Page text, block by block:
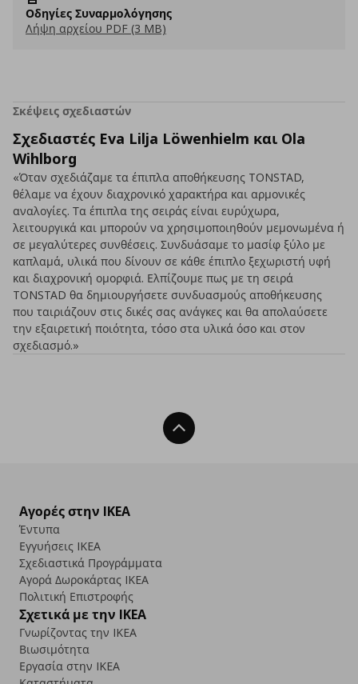
Οδηγίες Συναρμολόγησης
Λήψη αρχείου PDF (3 MB)
Σκέψεις σχεδιαστών
Σχεδιαστές Eva Lilja Löwenhielm και Ola
Wihlborg
«Όταν σχεδιάζαμε τα έπιπλα αποθήκευσης TONSTAD,
θέλαμε να έχουν διαχρονικό χαρακτήρα και αρμονικές
αναλογίες. Τα έπιπλα της σειράς είναι ευρύχωρα,
λειτουργικά και μπορούν να χρησιμοποιηθούν μεμονωμένα ή
σε μεγαλύτερες συνθέσεις. Συνδυάσαμε το μασίφ ξύλο με
καπλαμά, υλικά που δίνουν σε κάθε έπιπλο ξεχωριστή υφή
και διαχρονική ομορφιά. Ελπίζουμε πως με τη σειρά
TONSTAD θα δημιουργήσετε συνδυασμούς αποθήκευσης
που ταιριάζουν στις δικές σας ανάγκες και θα απολαύσετε
την εξαιρετική ποιότητα, τόσο στα υλικά όσο και στον
σχεδιασμό.»
Back To Top
Αγορές στην IKEA
Έντυπα
Εγγυήσεις IKEA
Σχεδιαστικά Προγράμματα
Αγορά Δωρoκάρτας IKEA
Πολιτική Επιστροφής
Σχετικά με την IKEA
Γνωρίζοντας την IKEA
Βιωσιμότητα
Εργασία στην IKEA